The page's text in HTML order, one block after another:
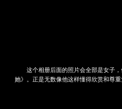
这个相册后面的照片会全部是女子
她》。正是无数像他这样懂得欣赏和尊